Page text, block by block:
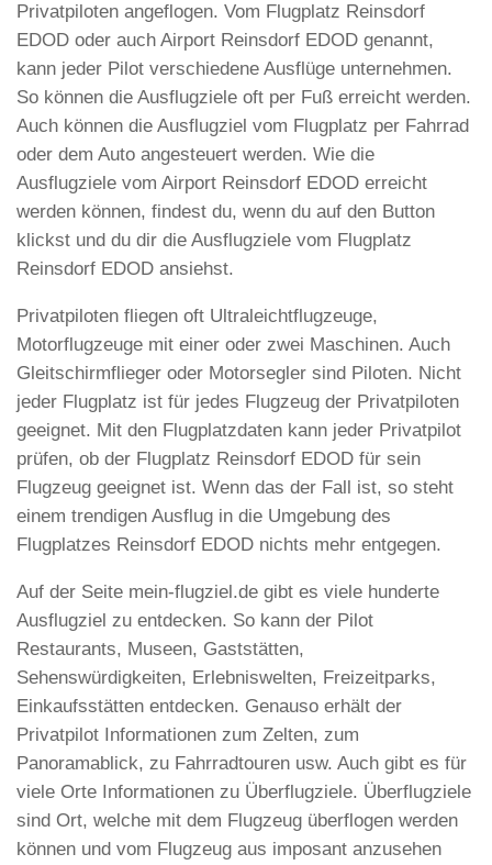
Privatpiloten angeflogen. Vom Flugplatz Reinsdorf
EDOD oder auch Airport Reinsdorf EDOD genannt,
kann jeder Pilot verschiedene Ausflüge unternehmen.
So können die Ausflugziele oft per Fuß erreicht werden.
Auch können die Ausflugziel vom Flugplatz per Fahrrad
oder dem Auto angesteuert werden. Wie die
Ausflugziele vom Airport Reinsdorf EDOD erreicht
werden können, findest du, wenn du auf den Button
klickst und du dir die Ausflugziele vom Flugplatz
Reinsdorf EDOD ansiehst.
Privatpiloten fliegen oft Ultraleichtflugzeuge,
Motorflugzeuge mit einer oder zwei Maschinen. Auch
Gleitschirmflieger oder Motorsegler sind Piloten. Nicht
jeder Flugplatz ist für jedes Flugzeug der Privatpiloten
geeignet. Mit den Flugplatzdaten kann jeder Privatpilot
prüfen, ob der Flugplatz Reinsdorf EDOD für sein
Flugzeug geeignet ist. Wenn das der Fall ist, so steht
einem trendigen Ausflug in die Umgebung des
Flugplatzes Reinsdorf EDOD nichts mehr entgegen.
Auf der Seite mein-flugziel.de gibt es viele hunderte
Ausflugziel zu entdecken. So kann der Pilot
Restaurants, Museen, Gaststätten,
Sehenswürdigkeiten, Erlebniswelten, Freizeitparks,
Einkaufsstätten entdecken. Genauso erhält der
Privatpilot Informationen zum Zelten, zum
Panoramablick, zu Fahrradtouren usw. Auch gibt es für
viele Orte Informationen zu Überflugziele. Überflugziele
sind Ort, welche mit dem Flugzeug überflogen werden
können und vom Flugzeug aus imposant anzusehen